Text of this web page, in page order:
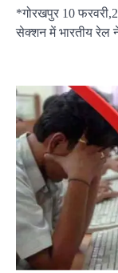
*गोरखपुर 10
सेक्शन में भारतीय रेल